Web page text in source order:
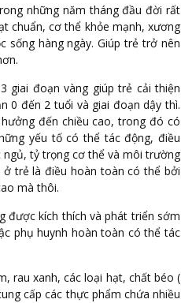
những năm tháng đầu đời rất
chuẩn, cơ thể khỏe mạnh, xương
sống hàng ngày. Giúp trẻ trở nên
giai đoạn vàng giúp trẻ cải thiện
0 đến 2 tuổi và giai đoạn dậy thì.
đến chiều cao, trong đó có
yếu tố có thể tác động, điều
tỷ trọng cơ thể và môi trường
ở trẻ là điều hoàn toàn có thể bởi
mà thôi.
được kích thích và phát triển sớm
phụ huynh hoàn toàn có thể tác
rau xanh, các loại hạt, chất béo (
cấp các thực phẩm chứa nhiều